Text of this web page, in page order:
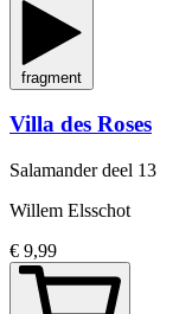
fragment
Villa des Roses
Salamanderdeel 13
Willem Elsschot
€ 9,99